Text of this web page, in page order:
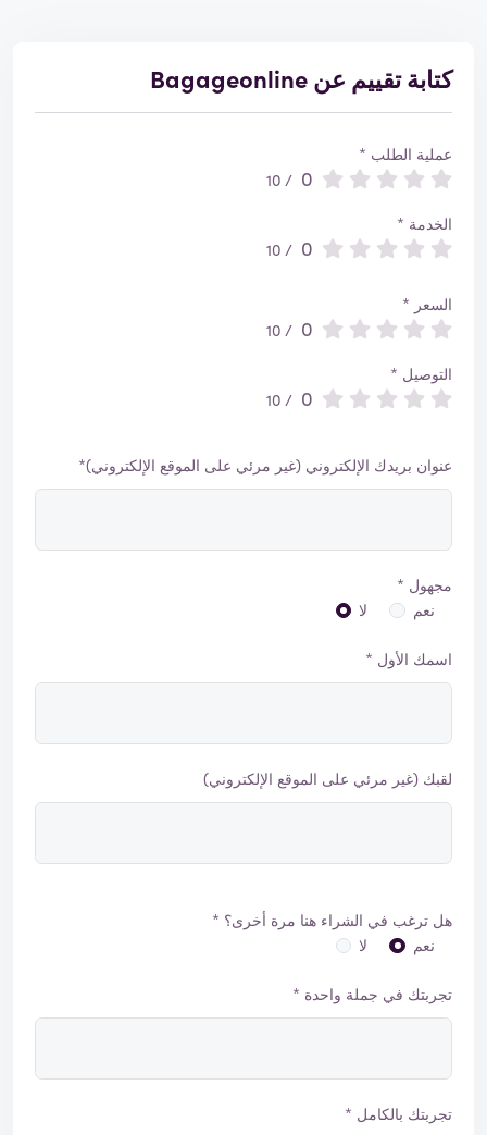
كتابة تقييم عن Bagageonline
عملية الطلب *
0
/ 10
الخدمة *
0
/ 10
السعر *
0
/ 10
التوصيل *
0
/ 10
عنوان بريدك الإلكتروني (غير مرئي على الموقع الإلكتروني)*
مجهول *
نعم
لا
اسمك الأول *
لقبك (غير مرئي على الموقع الإلكتروني)
هل ترغب في الشراء هنا مرة أخرى؟ *
نعم
لا
تجربتك في جملة واحدة *
تجربتك بالكامل *